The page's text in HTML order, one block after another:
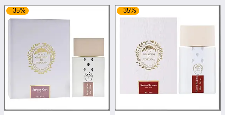
–35% –35%